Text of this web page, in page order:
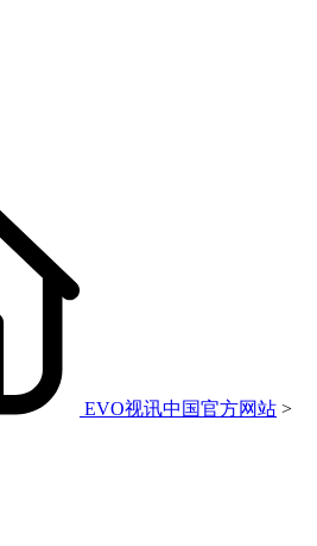
EVO视讯中国官方网站 >